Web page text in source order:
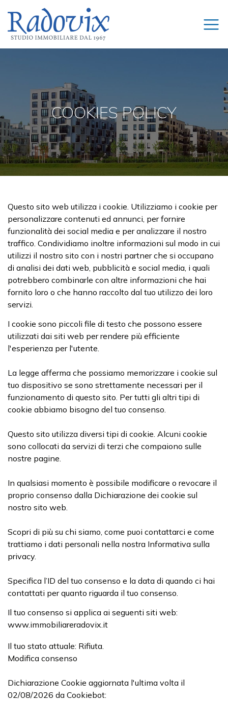
COOKIES POLICY
Questo sito web utilizza i cookie. Utilizziamo i cookie per
personalizzare contenuti ed annunci, per fornire
funzionalità dei social media e per analizzare il nostro
traffico. Condividiamo inoltre informazioni sul modo in cui
utilizzi il nostro sito con i nostri partner che si occupano
di analisi dei dati web, pubblicità e social media, i quali
potrebbero combinarle con altre informazioni che hai
fornito loro o che hanno raccolto dal tuo utilizzo dei loro
servizi.
I cookie sono piccoli file di testo che possono essere
utilizzati dai siti web per rendere più efficiente
l'esperienza per l'utente.
La legge afferma che possiamo memorizzare i cookie sul
tuo dispositivo se sono strettamente necessari per il
funzionamento di questo sito. Per tutti gli altri tipi di
cookie abbiamo bisogno del tuo consenso.
Questo sito utilizza diversi tipi di cookie. Alcuni cookie
sono collocati da servizi di terzi che compaiono sulle
nostre pagine.
In qualsiasi momento è possibile modificare o revocare il
proprio consenso dalla Dichiarazione dei cookie sul
nostro sito web.
Scopri di più su chi siamo, come puoi contattarci e come
trattiamo i dati personali nella nostra Informativa sulla
privacy.
Specifica l’ID del tuo consenso e la data di quando ci hai
contattati per quanto riguarda il tuo consenso.
Il tuo consenso si applica ai seguenti siti web:
www.immobiliareradovix.it
Il tuo stato attuale: Rifiuta.
Modifica consenso
Dichiarazione Cookie aggiornata l'ultima volta il
02/08/2026 da Cookiebot: